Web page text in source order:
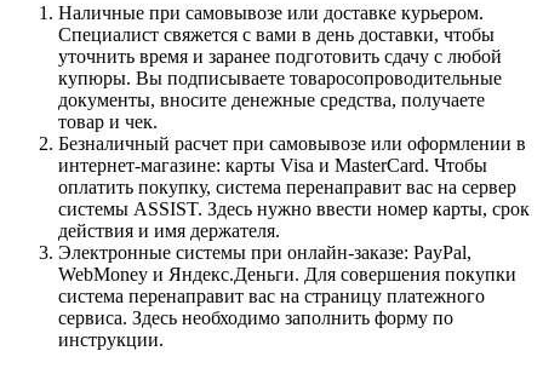
Наличные при самовывозе или доставке курьером.
Специалист свяжется с вами в день доставки, чтобы
уточнить время и заранее подготовить сдачу с любой
купюры. Вы подписываете товаросопроводительные
документы, вносите денежные средства, получаете
товар и чек.
Безналичный расчет при самовывозе или оформлении в
интернет-магазине: карты Visa и MasterCard. Чтобы
оплатить покупку, система перенаправит вас на сервер
системы ASSIST. Здесь нужно ввести номер карты, срок
действия и имя держателя.
Электронные системы при онлайн-заказе: PayPal,
WebMoney и Яндекс.Деньги. Для совершения покупки
система перенаправит вас на страницу платежного
сервиса. Здесь необходимо заполнить форму по
инструкции.